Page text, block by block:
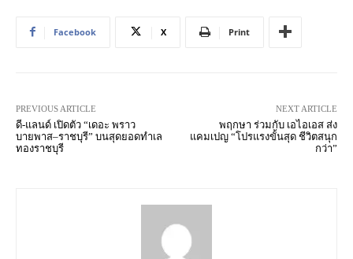
Facebook X Print
PREVIOUS ARTICLE
ดี-แลนด์ เปิดตัว “เดอะ พราว
บายพาส–ราชบุรี” บนสุดยอดทำเล
ทองราชบุรี
NEXT ARTICLE
พฤกษา ร่วมกับ เอไอเอส ส่ง
แคมเปญ “โปรแรงขั้นสุด ชีวิตสนุก
กว่า”